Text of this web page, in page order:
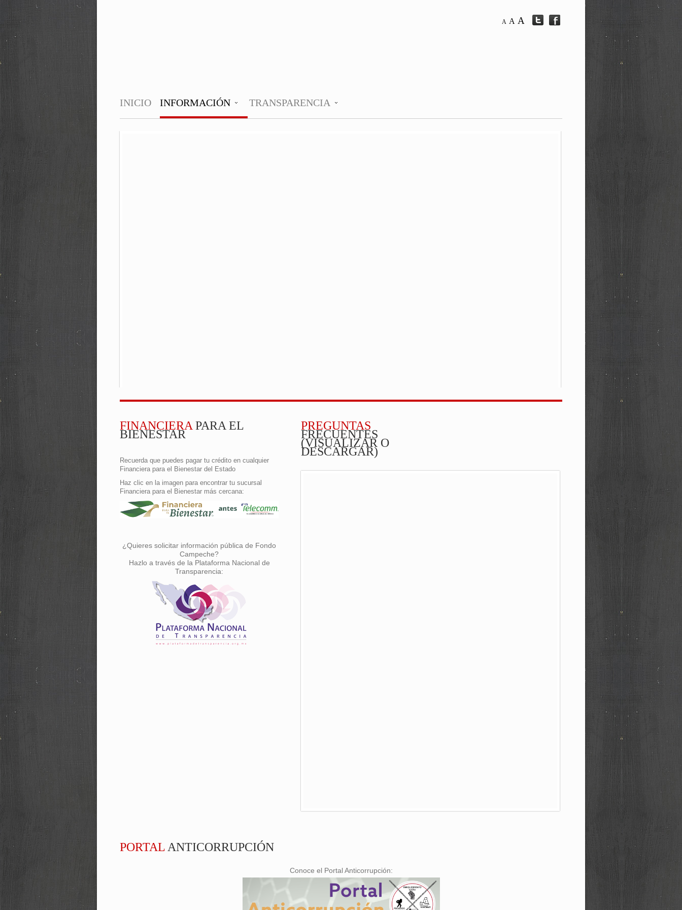
A A A
INICIO INFORMACIÓN TRANSPARENCIA
FINANCIERA PARA EL
BIENESTAR
Recuerda que puedes pagar tu crédito en cualquier
Financiera para el Bienestar del Estado
Haz clic en la imagen para encontrar tu sucursal
Financiera para el Bienestar más cercana:
¿Quieres solicitar información pública de Fondo
Campeche?
Hazlo a través de la Plataforma Nacional de
Transparencia:
PREGUNTAS
FRECUENTES
(VISUALIZAR O
DESCARGAR)
PORTAL ANTICORRUPCIÓN
Conoce el Portal Anticorrupción: